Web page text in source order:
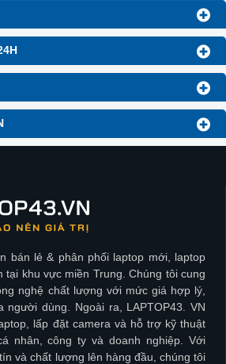
bán lẻ & phân phối laptop mới, laptop
tại khu vực miền Trung. Chúng tôi cung
nghệ chất lượng với mức giá hợp lý,
người dùng. Ngoài ra, LAPTOP43. VN
lấp đặt camera và hỗ trợ kỹ thuật
nhân, công ty và doanh nghiệp. Với
và chất lượng lên hàng đầu, chúng tôi